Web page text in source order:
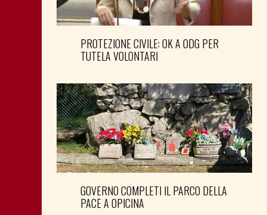
PROTEZIONE CIVILE: OK A ODG PER
TUTELA VOLONTARI
GOVERNO COMPLETI IL PARCO DELLA
PACE A OPICINA